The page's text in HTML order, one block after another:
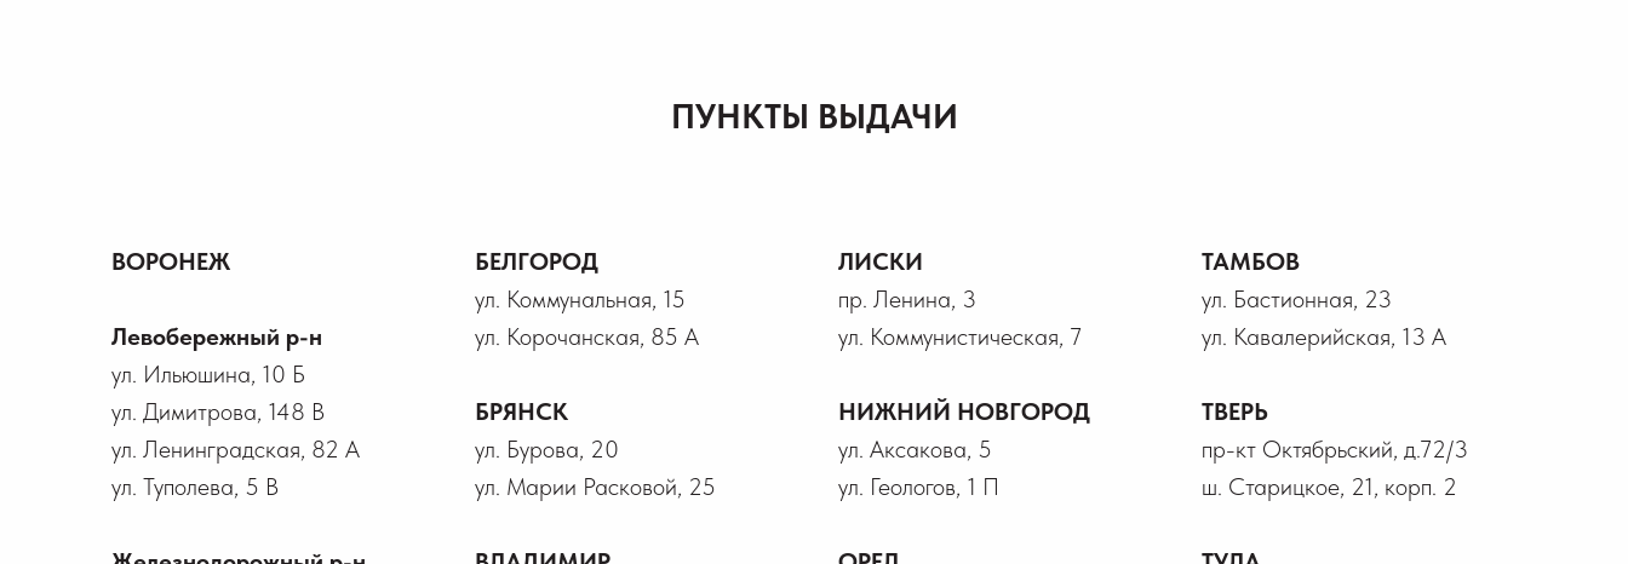
ПУНКТЫ ВЫДАЧИ
ВОРОНЕЖ
Левобережный р-н
ул. Ильюшина, 10 Б
ул. Димитрова, 148 В
ул. Ленинградская, 82 А
ул. Туполева, 5 В
БЕЛГОРОД
ул. Коммунальная, 15
ул. Корочанская, 85 А
БРЯНСК
ул. Бурова, 20
ул. Марии Расковой, 25
ЛИСКИ
пр. Ленина, 3
ул. Коммунистическая, 7
НИЖНИЙ НОВГОРОД
ул. Аксакова, 5
ул. Геологов, 1 П
ТАМБОВ
ул. Бастионная, 23
ул. Кавалерийская, 13 А
ТВЕРЬ
пр-кт Октябрьский, д.72/3
ш. Старицкое, 21, корп. 2